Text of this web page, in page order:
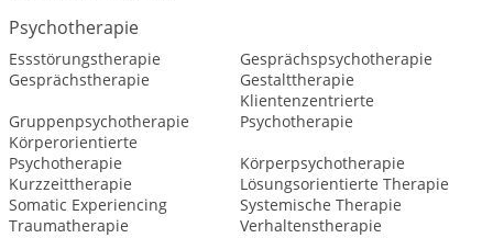
Psychotherapie
Essstörungstherapie
Gesprächspsychotherapie
Gesprächstherapie
Gestalttherapie
Gruppenpsychotherapie
Klientenzentrierte
Psychotherapie
Körperorientierte
Psychotherapie
Körperpsychotherapie
Kurzzeittherapie
Lösungsorientierte Therapie
Somatic Experiencing
Systemische Therapie
Traumatherapie
Verhaltenstherapie